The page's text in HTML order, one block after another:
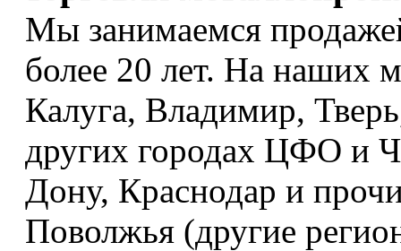
Мы занимаемся
более 20 лет. На наших
Калуга, Владимир,
других городах ЦФО и
Дону, Краснодар и
Поволжья (другие